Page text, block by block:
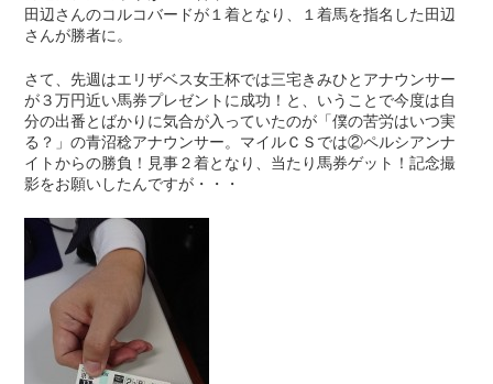
田辺さんのコルコバードが１着となり、１着馬を指名した田辺
さんが勝者に。
さて、先週はエリザベス女王杯では三宅きみひとアナウンサー
が３万円近い馬券プレゼントに成功！と、いうことで今度は自
分の出番とばかりに気合が入っていたのが「僕の苦労はいつ実
る？」の青沼稔アナウンサー。マイルＣＳでは②ペルシアンナ
イトからの勝負！見事２着となり、当たり馬券ゲット！記念撮
影をお願いしたんですが・・・